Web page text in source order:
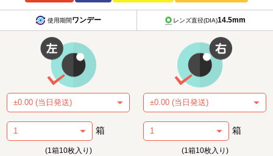
使用期間ワンデー レンズ直径(DIA)14.5mm
箱
(1箱10枚入り)
箱
(1箱10枚入り)